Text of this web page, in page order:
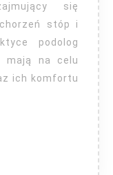
stóp i
podolog
mają na celu
ich komfortu